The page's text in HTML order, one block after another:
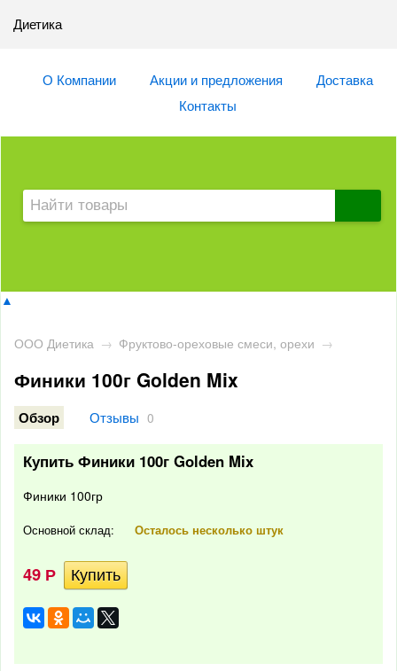
Диетика
О Компании Акции и предложения
Доставка
Контакты
▲
ООО Диетика → Фруктово-ореховые смеси, орехи →
Финики 100г Golden Mix
Обзор Отзывы 0
Купить Финики 100г Golden Mix
Финики 100гр
Основной склад: Осталось несколько штук
49 Р